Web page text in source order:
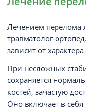
Лечением перелома
травматолог-
зависит от
При несложных
сохраняется
костей, зачастую
Оно включает в